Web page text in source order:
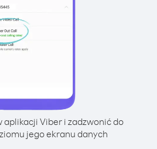
Viber i zadzwonić do
jego ekranu danych